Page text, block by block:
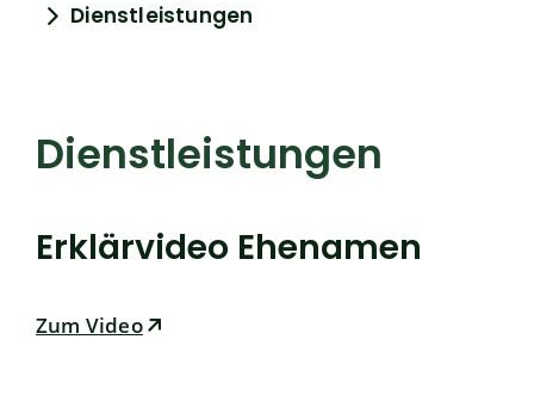
Dienstleistungen
Dienstleistungen
Erklärvideo Ehenamen
Zum Video